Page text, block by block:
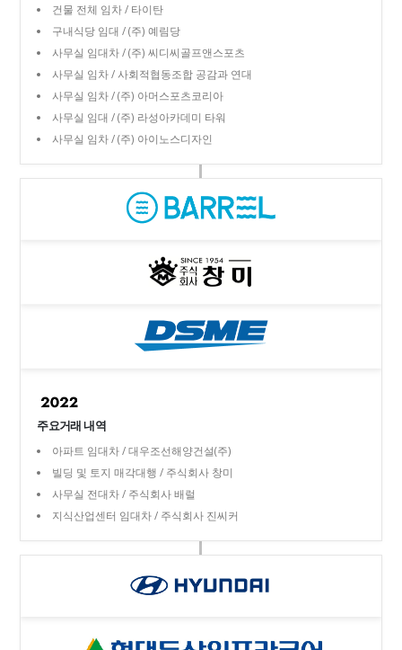
건물 전체 임차 / 타이탄
구내식당 임대 / (주) 예림당
사무실 임대차 / (주) 씨디씨골프앤스포츠
사무실 임차 / 사회적협동조합 공감과 연대
사무실 임차 / (주) 아머스포츠코리아
사무실 임대 / (주) 라성아카데미 타워
사무실 임차 / (주) 아이노스디자인
주요거래 내역
아파트 임대차 / 대우조선해양건설(주)
빌딩 및 토지 매각대행 / 주식회사 창미
사무실 전대차 / 주식회사 배럴
지식산업센터 임대차 / 주식회사 진씨커